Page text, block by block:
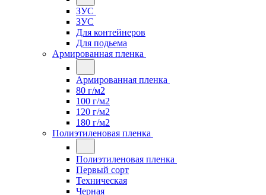
ЗУС
ЗУС
Для контейнеров
Для подьема
Армированная пленка
Армированная пленка
80 г/м2
100 г/м2
120 г/м2
180 г/м2
Полиэтиленовая пленка
Полиэтиленовая пленка
Первый сорт
Техническая
Черная